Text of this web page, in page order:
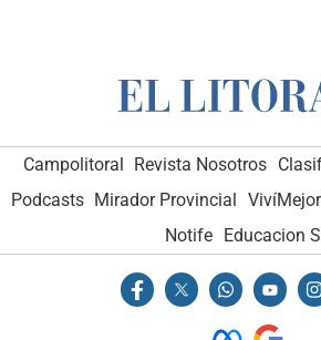
Campolitoral Revista Nosotros
Podcasts Mirador Provincial
Notife
Educacion